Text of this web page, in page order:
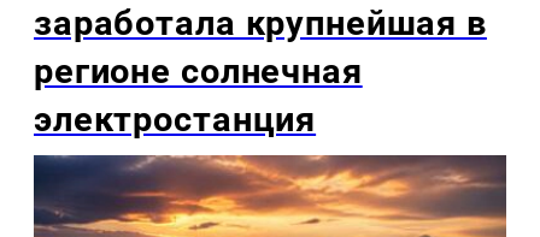
заработала крупнейшая в
регионе солнечная
электростанция